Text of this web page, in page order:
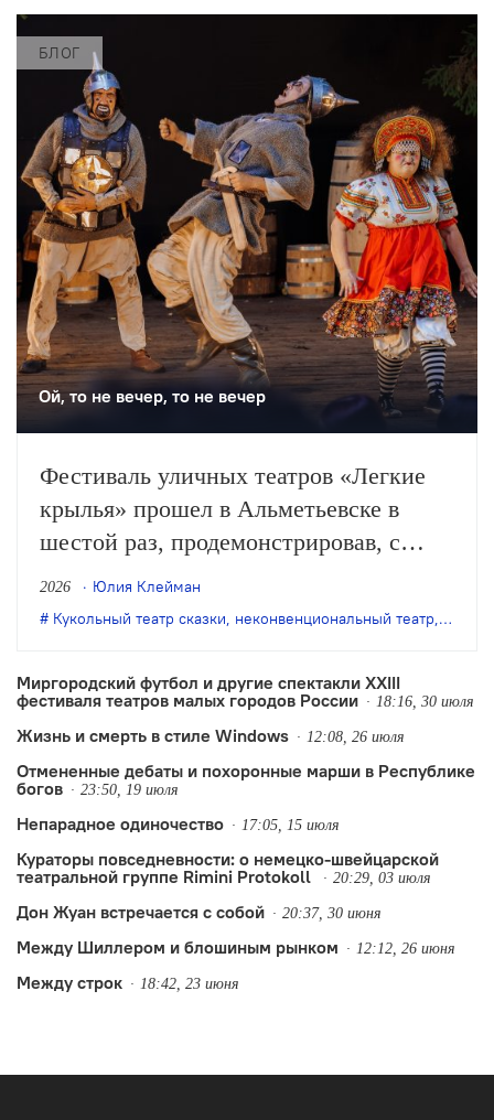
деятельность – феноменом
постоянного обновления сценического
искусства. Елена Лебедева вспоминает
главные события в истории этого
театра.
БЛОГ
Ой, то не вечер, то не вечер
Фестиваль уличных театров «Легкие
крылья» прошел в Альметьевске в
шестой раз, продемонстрировав, с
одной стороны, особое качество
выращенной фестивалем аудитории, с
тренды.
2026
Юлия Клейман
Кукольный театр сказки, неконвенциональный театр, театр
Миргородский футбол и другие спектакли XXIII
фестиваля театров малых городов России
18:16, 30 июля
Жизнь и смерть в стиле Windows 12:08, 26 июля
Отмененные дебаты и похоронные марши в Республике
богов
23:50, 19 июля
Непарадное одиночество 17:05, 15 июля
Кураторы повседневности: о немецко-швейцарской
театральной группе Rimini Protokoll
20:29, 03 июля
Дон Жуан встречается с собой 20:37, 30 июня
Между Шиллером и блошиным рынком 12:12, 26 июня
Между строк 18:42, 23 июня